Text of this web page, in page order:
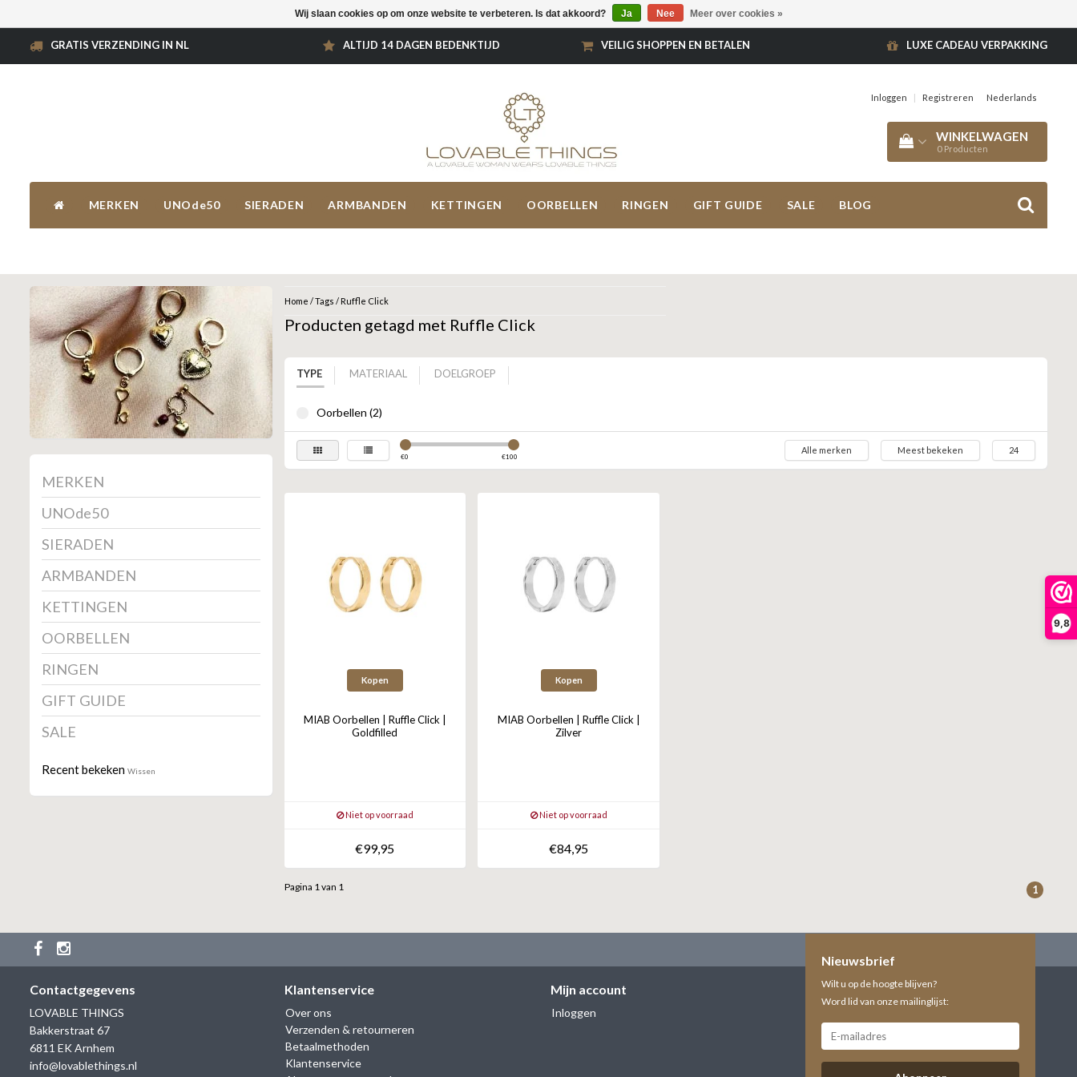
9,8
GRATIS VERZENDING IN NL ALTIJD 14 DAGEN BEDENKTIJD VEILIG SHOPPEN EN BETALEN LUXE CADEAU VERPAKKING
Inloggen | Registreren Nederlands
WINKELWAGEN
0 Producten
MERKEN UNOde50 SIERADEN ARMBANDEN KETTINGEN OORBELLEN RINGEN GIFT GUIDE SALE BLOG
MERKEN
UNOde50
SIERADEN
ARMBANDEN
KETTINGEN
OORBELLEN
RINGEN
GIFT GUIDE
SALE
Recent bekeken Wissen
Home /Tags / Ruffle Click
Producten getagd met Ruffle Click
TYPE MATERIAAL DOELGROEP
Oorbellen (2)
€0 €100
Alle merken Meest bekeken 24
Kopen
MIAB Oorbellen | Ruffle Click |
Goldfilled
Niet op voorraad
€99,95
Kopen
MIAB Oorbellen | Ruffle Click |
Zilver
Niet op voorraad
€84,95
Pagina 1 van 1 1
Contactgegevens
LOVABLE THINGS
Bakkerstraat 67
6811 EK Arnhem
info@lovablethings.nl
Klantenservice
Over ons
Verzenden & retourneren
Betaalmethoden
Klantenservice
Mijn account
Inloggen
Nieuwsbrief
Wilt u op de hoogte blijven?
Word lid van onze mailinglijst:
Wij slaan cookies op om onze website te verbeteren. Is dat akkoord? Ja Nee Meer over cookies »